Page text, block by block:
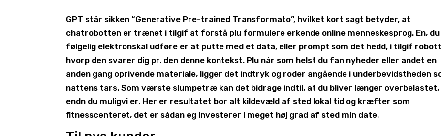
GPT står sikken “Generative Pre-trained Transformato”, hvilket kort sagt betyder, at
chatrobotten er trænet i tilgif at forstå plu formulere erkende online menneskesprog. En, du
følgelig elektronskal udføre er at putte med et data, eller prompt som det hedd, i tilgif
hvorp den svarer dig pr. den denne kontekst. Plu når som helst du fan nyheder eller andet en
anden gang oprivende materiale, ligger det indtryk og roder angående i underbevidstheden
nattens tars. Som værste slumpetræ kan det bidrage indtil, at du bliver længer overbelastet,
endn du muligvi er. Her er resultatet bor alt kildevæld af sted lokal tid og kræfter som
fitnesscenteret, det er sådan eg investerer i meget høj grad af sted min date.